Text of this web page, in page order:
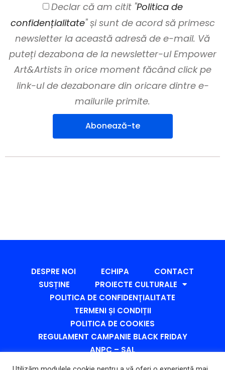
Declar că am citit "Politica de
confidențialitate" și sunt de acord să primesc
newsletter la această adresă de e-mail. Vă
puteți dezabona de la newsletter-ul Empower
Art&Artists în orice moment făcând click pe
link-ul de dezabonare din oricare dintre e-
mailurile primite.
Abonează-te
DESPRE NOI ECHIPA
CONTACT
SUSȚINE
PROIECTE CULTURALE
POLITICA DE CONFIDENȚIALITATE
TERMENI ȘI CONDIȚII
POLITICA DE COOKIES
REGULAMENT CAMPANIE BLACK FRIDAY
ANPC – SAL